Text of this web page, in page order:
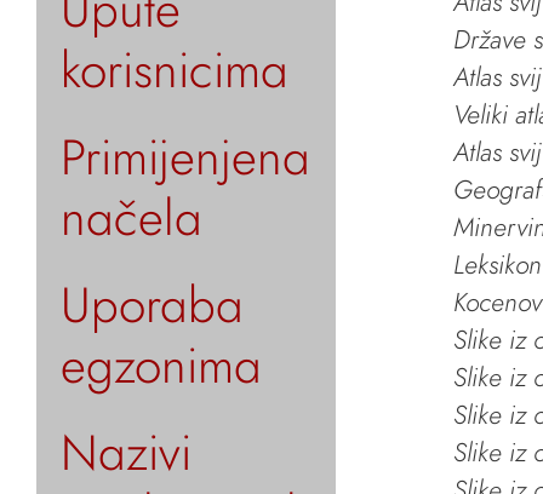
korisnicima
Primijenjena
načela
Uporaba
egzonima
Nazivi
Države
Atlas
Veliki
Atlas
Slike iz
Slike iz
Slike iz
Slike iz